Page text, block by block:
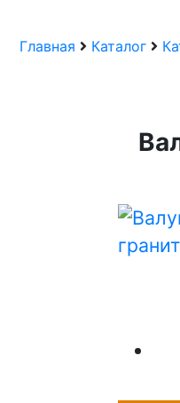
Главная Каталог